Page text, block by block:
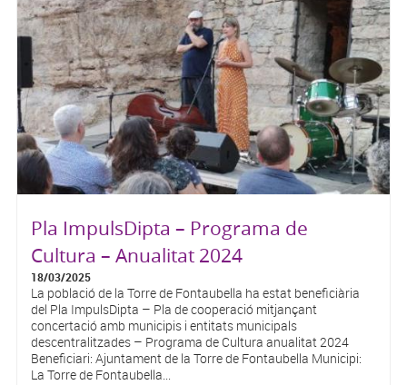
Pla ImpulsDipta – Programa de
Cultura – Anualitat 2024
18/03/2025
La població de la Torre de Fontaubella ha estat beneficiària
del Pla ImpulsDipta – Pla de cooperació mitjançant
concertació amb municipis i entitats municipals
descentralitzades – Programa de Cultura anualitat 2024
Beneficiari: Ajuntament de la Torre de Fontaubella Municipi:
La Torre de Fontaubella...